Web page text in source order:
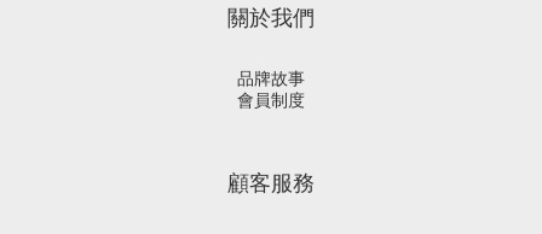
關於我們
品牌故事
會員制度
顧客服務